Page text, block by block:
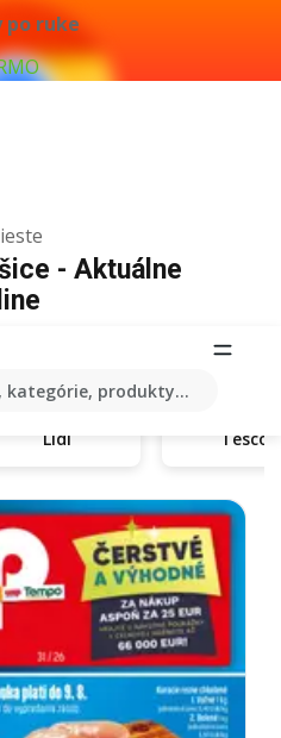
po ruke
kategórie, produkty...
- Aktuálne
Lidl Tesco